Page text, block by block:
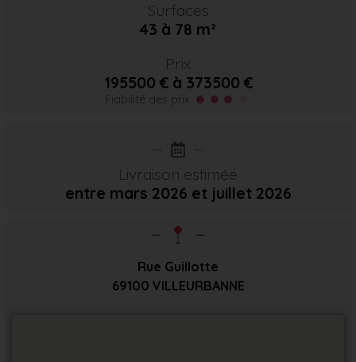
Surfaces
43 à 78 m²
Prix
195500 € à 373500 €
Fiabilité des prix
Livraison estimée
entre mars 2026 et juillet 2026
Rue Guillotte
69100 VILLEURBANNE